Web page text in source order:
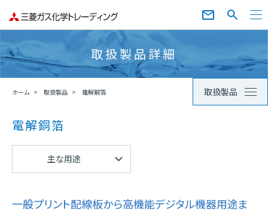
取扱製品詳細
ホーム 取扱製品 電解銅箔 取扱製品
電解銅箔
主な用途
一般プリント配線板から高機能デジタル機器用途ま